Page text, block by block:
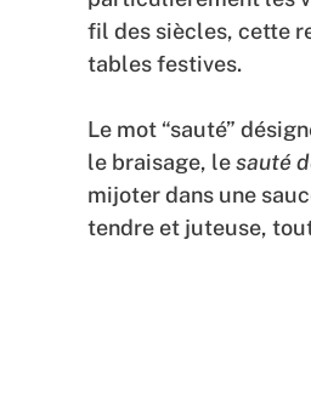
fil des siècles, cette
tables festives.
Le mot “sauté”
le braisage, lesauté
mijoter dans une
tendre et juteuse,